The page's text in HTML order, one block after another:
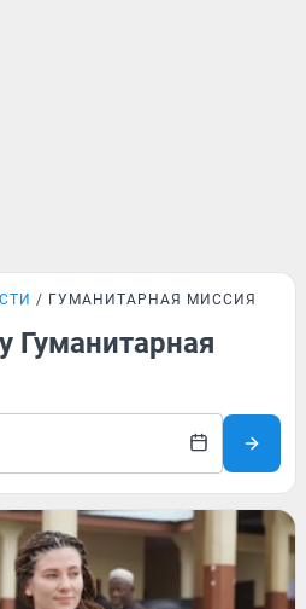
ГУМАНИТАРНАЯ МИССИЯ
Гуманитарная